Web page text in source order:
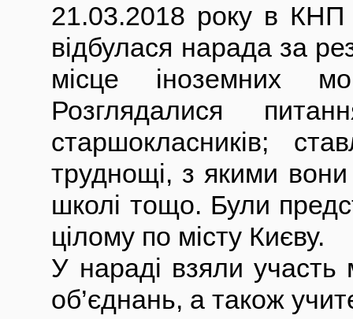
21.03.2018 року в
відбулася нарада за
місце іноземних
Розглядалися
старшокласників;
труднощі, з якими
школі тощо. Були
цілому по місту Києву.
У нараді взяли
об’єднань, а також